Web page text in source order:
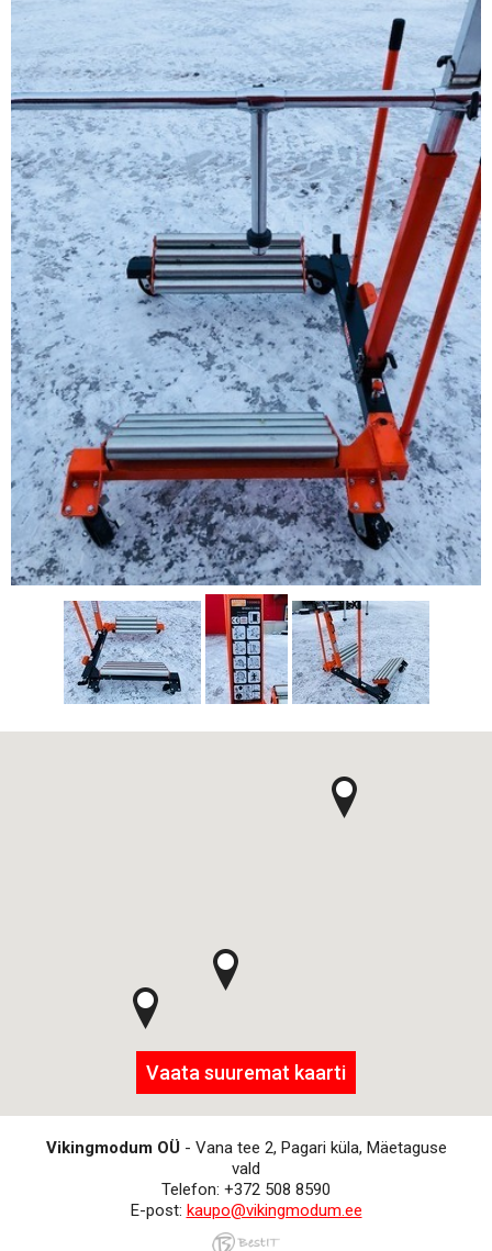
Vaata suuremat kaarti
Vikingmodum OÜ- Vana tee 2, Pagari küla, Mäetaguse
vald
Telefon: +372 508 8590
E-post: kaupo@vikingmodum.ee